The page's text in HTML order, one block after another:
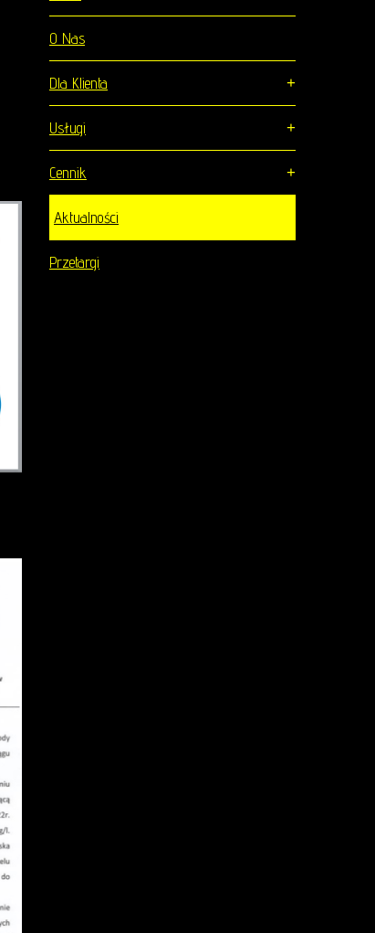
O Nas
Dla Klienta
Usługi
Cennik
Aktualności
Przetargi